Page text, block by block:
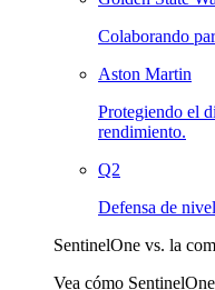
Colaborando
Aston Martin
Protegiendo el
rendimiento.
Q2
Defensa de
SentinelOne vs. la
Vea cómo